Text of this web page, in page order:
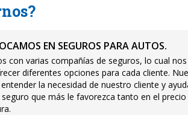
EN SEGUROS PARA AUTOS.
con varias compañías de seguros, lo cual nos
diferentes opciones para cada cliente.
la necesidad de nuestro cliente y
que más le favorezca tanto en el